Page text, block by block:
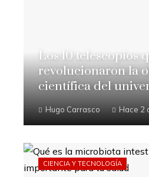
Los 10 telescopios
revolucionaron la
científica del
Hugo Carrasco Hace 2
CIENCIA Y TECNOLOGÍA